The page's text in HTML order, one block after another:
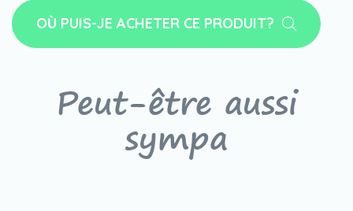
OÙ PUIS-JE ACHETER CE PRODUIT?
Peut-être aussi
sympa